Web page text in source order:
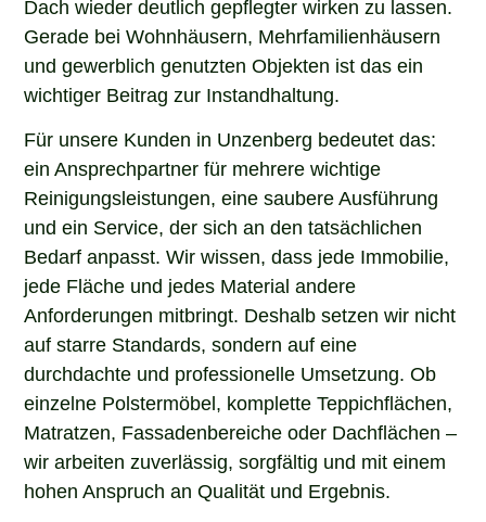
Dach wieder deutlich gepflegter wirken zu lassen.
Gerade bei Wohnhäusern, Mehrfamilienhäusern
und gewerblich genutzten Objekten ist das ein
wichtiger Beitrag zur Instandhaltung.
Für unsere Kunden in Unzenberg bedeutet das:
ein Ansprechpartner für mehrere wichtige
Reinigungsleistungen, eine saubere Ausführung
und ein Service, der sich an den tatsächlichen
Bedarf anpasst. Wir wissen, dass jede Immobilie,
jede Fläche und jedes Material andere
Anforderungen mitbringt. Deshalb setzen wir nicht
auf starre Standards, sondern auf eine
durchdachte und professionelle Umsetzung. Ob
einzelne Polstermöbel, komplette Teppichflächen,
Matratzen, Fassadenbereiche oder Dachflächen –
wir arbeiten zuverlässig, sorgfältig und mit einem
hohen Anspruch an Qualität und Ergebnis.